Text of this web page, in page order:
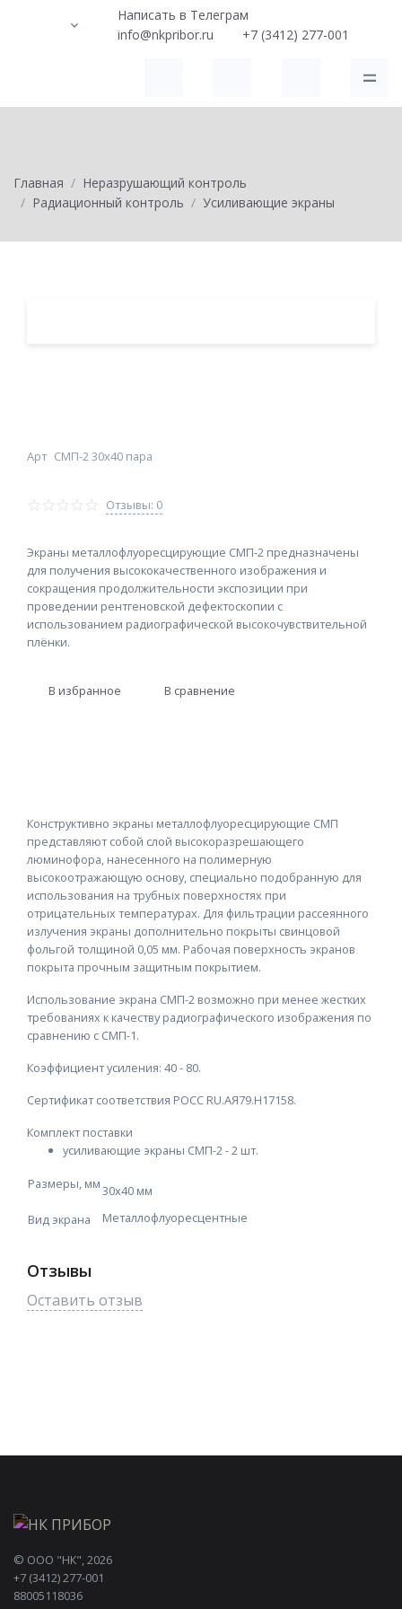
Написать в Телеграм
info@nkpribor.ru
+7 (3412) 277-001
Главная
Неразрушающий контроль
Радиационный контроль
Усиливающие экраны
Арт СМП-2 30х40 пара
Отзывы: 0
Экраны металлофлуоресцирующие СМП-2 предназначены
для получения высококачественного изображения и
сокращения продолжительности экспозиции при
проведении рентгеновской дефектоскопии с
использованием радиографической высокочувствительной
плёнки.
В избранное В сравнение
Конструктивно экраны металлофлуоресцирующие СМП
представляют собой слой высокоразрешающего
люминофора, нанесенного на полимерную
высокоотражающую основу, специально подобранную для
использования на трубных поверхностях при
отрицательных температурах. Для фильтрации рассеянного
излучения экраны дополнительно покрыты свинцовой
фольгой толщиной 0,05 мм. Рабочая поверхность экранов
покрыта прочным защитным покрытием.
Использование экрана СМП-2 возможно при менее жестких
требованиях к качеству радиографического изображения по
сравнению с СМП-1.
Коэффициент усиления: 40 - 80.
Сертификат соответствия РОСС RU.АЯ79.Н17158.
Комплект поставки
усиливающие экраны СМП-2 - 2 шт.
Размеры, мм30х40 мм
Вид экрана
Металлофлуоресцентные
Отзывы
Оставить отзыв
© ООО "НК", 2026
+7 (3412) 277-001
88005118036